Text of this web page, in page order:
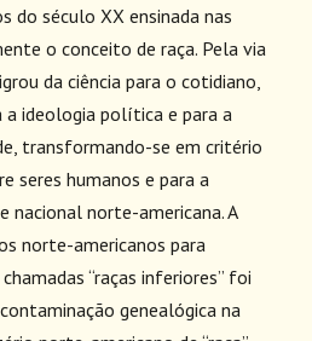
do século XX ensinada nas
o conceito de raça. Pela via
da ciência para o cotidiano,
ideologia política e para a
transformando-se em critério
seres humanos e para a
nacional norte-americana. A
norte-americanos para
“raças inferiores” foi
genealógica na